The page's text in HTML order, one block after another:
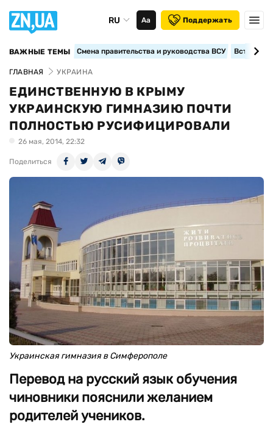
RU Аа Поддержать
ВАЖНЫЕ ТЕМЫ Смена правительства и руководства ВСУ
ГЛАВНАЯ УКРАИНА
ЕДИНСТВЕННУЮ В КРЫМУ
УКРАИНСКУЮ ГИМНАЗИЮ ПОЧТИ
ПОЛНОСТЬЮ РУСИФИЦИРОВАЛИ
26 мая, 2014, 22:32
Поделиться
Украинская гимназия в Симферополе
Перевод на русский язык обучения
чиновники пояснили желанием
родителей учеников.